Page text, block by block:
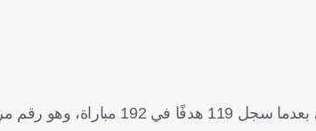
ووضع المهاجم البولندي معيارًا تهديفيًا عاليًا